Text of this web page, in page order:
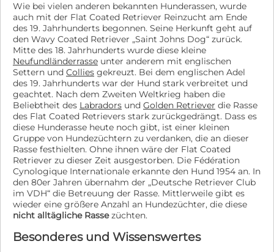
Wie bei vielen anderen bekannten Hunderassen, wurde
auch mit der Flat Coated Retriever Reinzucht am Ende
des 19. Jahrhunderts begonnen. Seine Herkunft geht auf
den Wavy Coated Retriever „Saint Johns Dog“ zurück.
Mitte des 18. Jahrhunderts wurde diese kleine
Neufundländerrasse unter anderem mit englischen
Settern und Collies gekreuzt. Bei dem englischen Adel
des 19. Jahrhunderts war der Hund stark verbreitet und
geachtet. Nach dem Zweiten Weltkrieg haben die
Beliebtheit des Labradors und Golden Retriever die Rasse
des Flat Coated Retrievers stark zurückgedrängt. Dass es
diese Hunderasse heute noch gibt, ist einer kleinen
Gruppe von Hundezüchtern zu verdanken, die an dieser
Rasse festhielten. Ohne ihnen wäre der Flat Coated
Retriever zu dieser Zeit ausgestorben. Die Fédération
Cynologique Internationale erkannte den Hund 1954 an. In
den 80er Jahren übernahm der „Deutsche Retriever Club
im VDH“ die Betreuung der Rasse. Mittlerweile gibt es
wieder eine größere Anzahl an Hundezüchter, die diese
nicht alltägliche Rassezüchten.
Besonderes und Wissenswertes